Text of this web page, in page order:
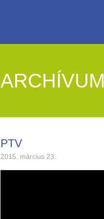
ARCHÍVUM
PTV
2015. március 23.